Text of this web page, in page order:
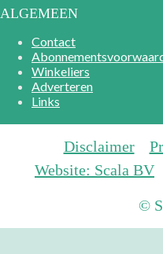
ALGEMEEN
Contact
Winkeliers
Adverteren
Links
Disclaimer
Website: Scala BV
©